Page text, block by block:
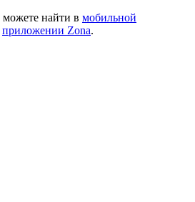
найти в мобильной
приложении Zona.